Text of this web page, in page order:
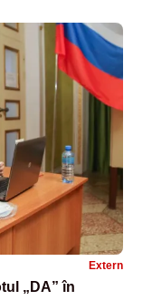
Extern
„DA” în